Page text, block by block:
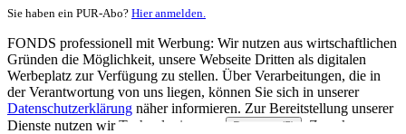
Sie haben ein PUR-Abo? Hier anmelden.
FONDS professionell mit Werbung: Wir nutzen aus wirtschaftlichen
Gründen die Möglichkeit, unsere Webseite Dritten als digitalen
Werbeplatz zur Verfügung zu stellen. Über Verarbeitungen, die in
der Verantwortung von uns liegen, können Sie sich in unserer
Datenschutzerklärung näher informieren. Zur Bereitstellung unserer
Dienste nutzen wir Technologien von
Partnern (5)
. Zwecke: